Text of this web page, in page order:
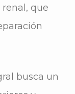
que
busca un